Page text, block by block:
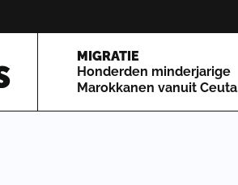
MIGRATIE
Honderden minderjarige
Marokkanen vanuit Ceuta